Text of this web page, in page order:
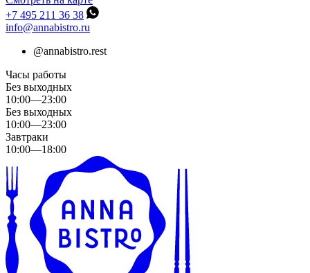
+7 495 211 36 38
info@annabistro.ru
@annabistro.rest
Часы работы
Без выходных
10:00—23:00
Без выходных
10:00—23:00
Завтраки
10:00—18:00